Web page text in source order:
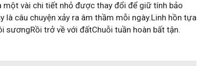
một vài chi tiết nhỏ được thay đổi để giữ tính bảo
là câu chuyện xảy ra âm thầm mỗi ngày.Linh hồn tựa
sươngRồi trở về với đấtChuỗi tuần hoàn bất tận.